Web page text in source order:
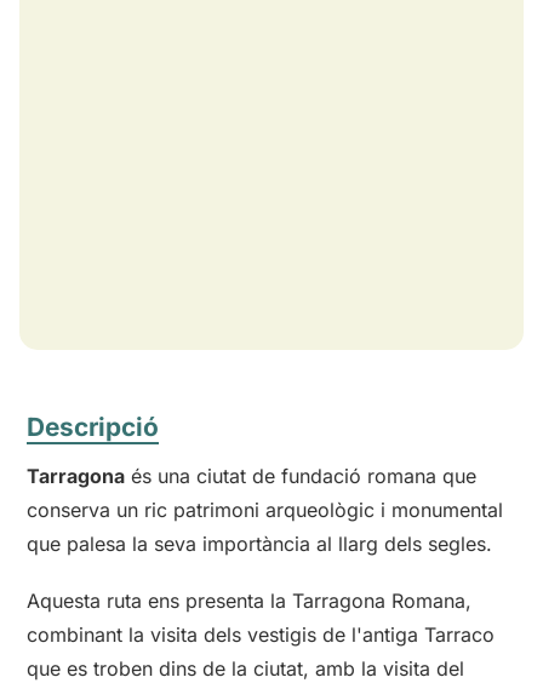
Descripció
Tarragona és una ciutat de fundació romana que
conserva un ric patrimoni arqueològic i monumental
que palesa la seva importància al llarg dels segles.
Aquesta ruta ens presenta la Tarragona Romana,
combinant la visita dels vestigis de l'antiga Tarraco
que es troben dins de la ciutat, amb la visita del